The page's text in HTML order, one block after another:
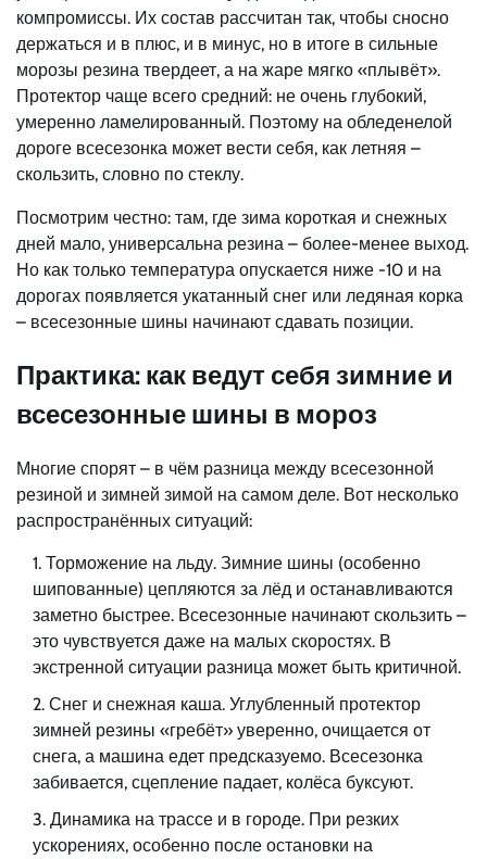
компромиссы. Их состав рассчитан так, чтобы сносно
держаться и в плюс, и в минус, но в итоге в сильные
морозы резина твердеет, а на жаре мягко «плывёт».
Протектор чаще всего средний: не очень глубокий,
умеренно ламелированный. Поэтому на обледенелой
дороге всесезонка может вести себя, как летняя –
скользить, словно по стеклу.
Посмотрим честно: там, где зима короткая и снежных
дней мало, универсальна резина – более-менее выход.
Но как только температура опускается ниже -10 и на
дорогах появляется укатанный снег или ледяная корка
– всесезонные шины начинают сдавать позиции.
Практика: как ведут себя зимние и
всесезонные шины в мороз
Многие спорят – в чём разница между всесезонной
резиной и зимней зимой на самом деле. Вот несколько
распространённых ситуаций:
Торможение на льду. Зимние шины (особенно
шипованные) цепляются за лёд и останавливаются
заметно быстрее. Всесезонные начинают скользить –
это чувствуется даже на малых скоростях. В
экстренной ситуации разница может быть критичной.
Снег и снежная каша. Углубленный протектор
зимней резины «гребёт» уверенно, очищается от
снега, а машина едет предсказуемо. Всесезонка
забивается, сцепление падает, колёса буксуют.
Динамика на трассе и в городе. При резких
ускорениях, особенно после остановки на